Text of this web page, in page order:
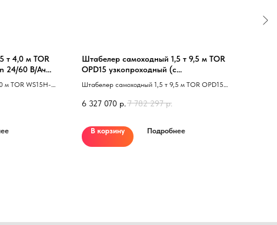
т 4,0 м TOR
24/60 В/Ач
м TOR WS15H-
Штабелер самоходный 1,5 т 9,5 м TOR
OPD15 узкопроходный (с
фиксированной кабиной) Li-ion
Штабелер самоходный 1,5 т 9,5 м TOR OPD15
Li-ion
6 327 070 р. 7 782 297 р.
В корзину Подробнее
специалиста?